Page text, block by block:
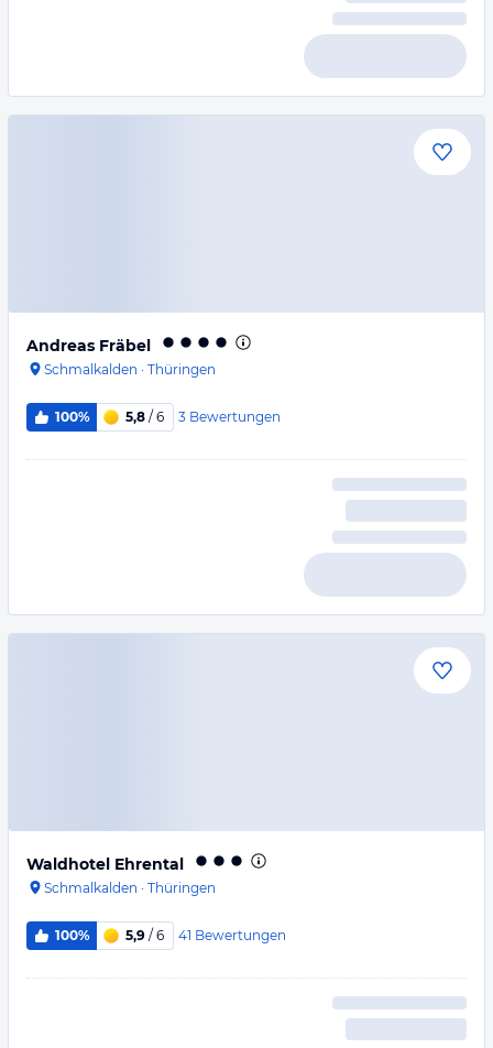
Andreas Fräbel
Schmalkalden · Thüringen
100% 5,8 / 6 3 Bewertungen
Waldhotel Ehrental
Schmalkalden · Thüringen
100% 5,9 / 6 41 Bewertungen